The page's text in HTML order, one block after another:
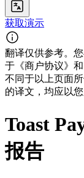
获取演示
翻译仅供参考。
于《商户协议》
不同于以上页面
的译文，均应以
Toast
报告